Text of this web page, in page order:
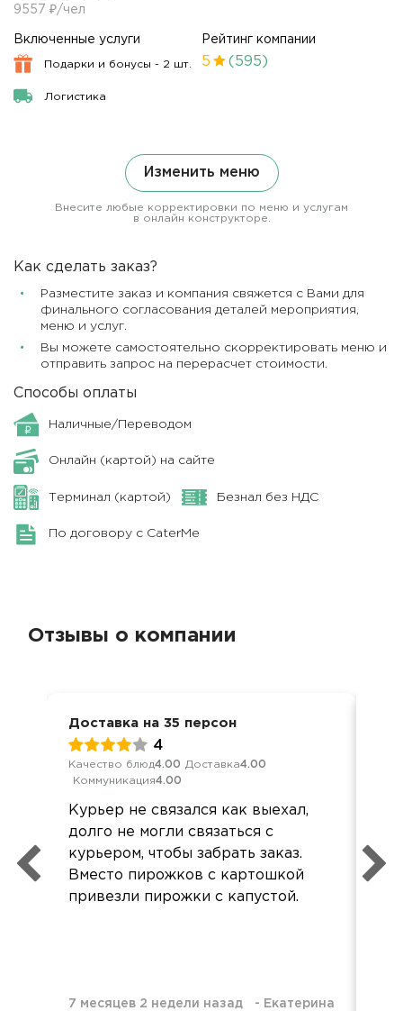
9557 ₽/чел
Включенные услуги
Подарки и бонусы - 2 шт.
Логистика
Рейтинг компании
5 (595)
Изменить меню
Внесите любые корректировки по меню и услугам
в онлайн конструкторе.
Как сделать заказ?
Разместите заказ и компания свяжется с Вами для
финального согласования деталей мероприятия,
меню и услуг.
Вы можете самостоятельно скорректировать меню и
отправить запрос на перерасчет стоимости.
Способы оплаты
Наличные/Переводом
Онлайн (картой) на сайте
Терминал (картой) Безнал без НДС
По договору с CaterMe
Отзывы о компании
Доставка на 35 персон
4
Качество блюд4.00 Доставка4.00
Коммуникация4.00
Курьер не связался как выехал,
долго не могли связаться с
курьером, чтобы забрать заказ.
Вместо пирожков с картошкой
привезли пирожки с капустой.
7 месяцев 2 недели назад - Екатерина